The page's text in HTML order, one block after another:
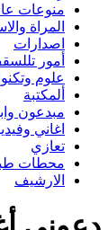
منوعات
المراة
اصدارات
أمور
علوم
ألمكتبة
مبدعون
اغاني
تعازي
محطات
الارشيف